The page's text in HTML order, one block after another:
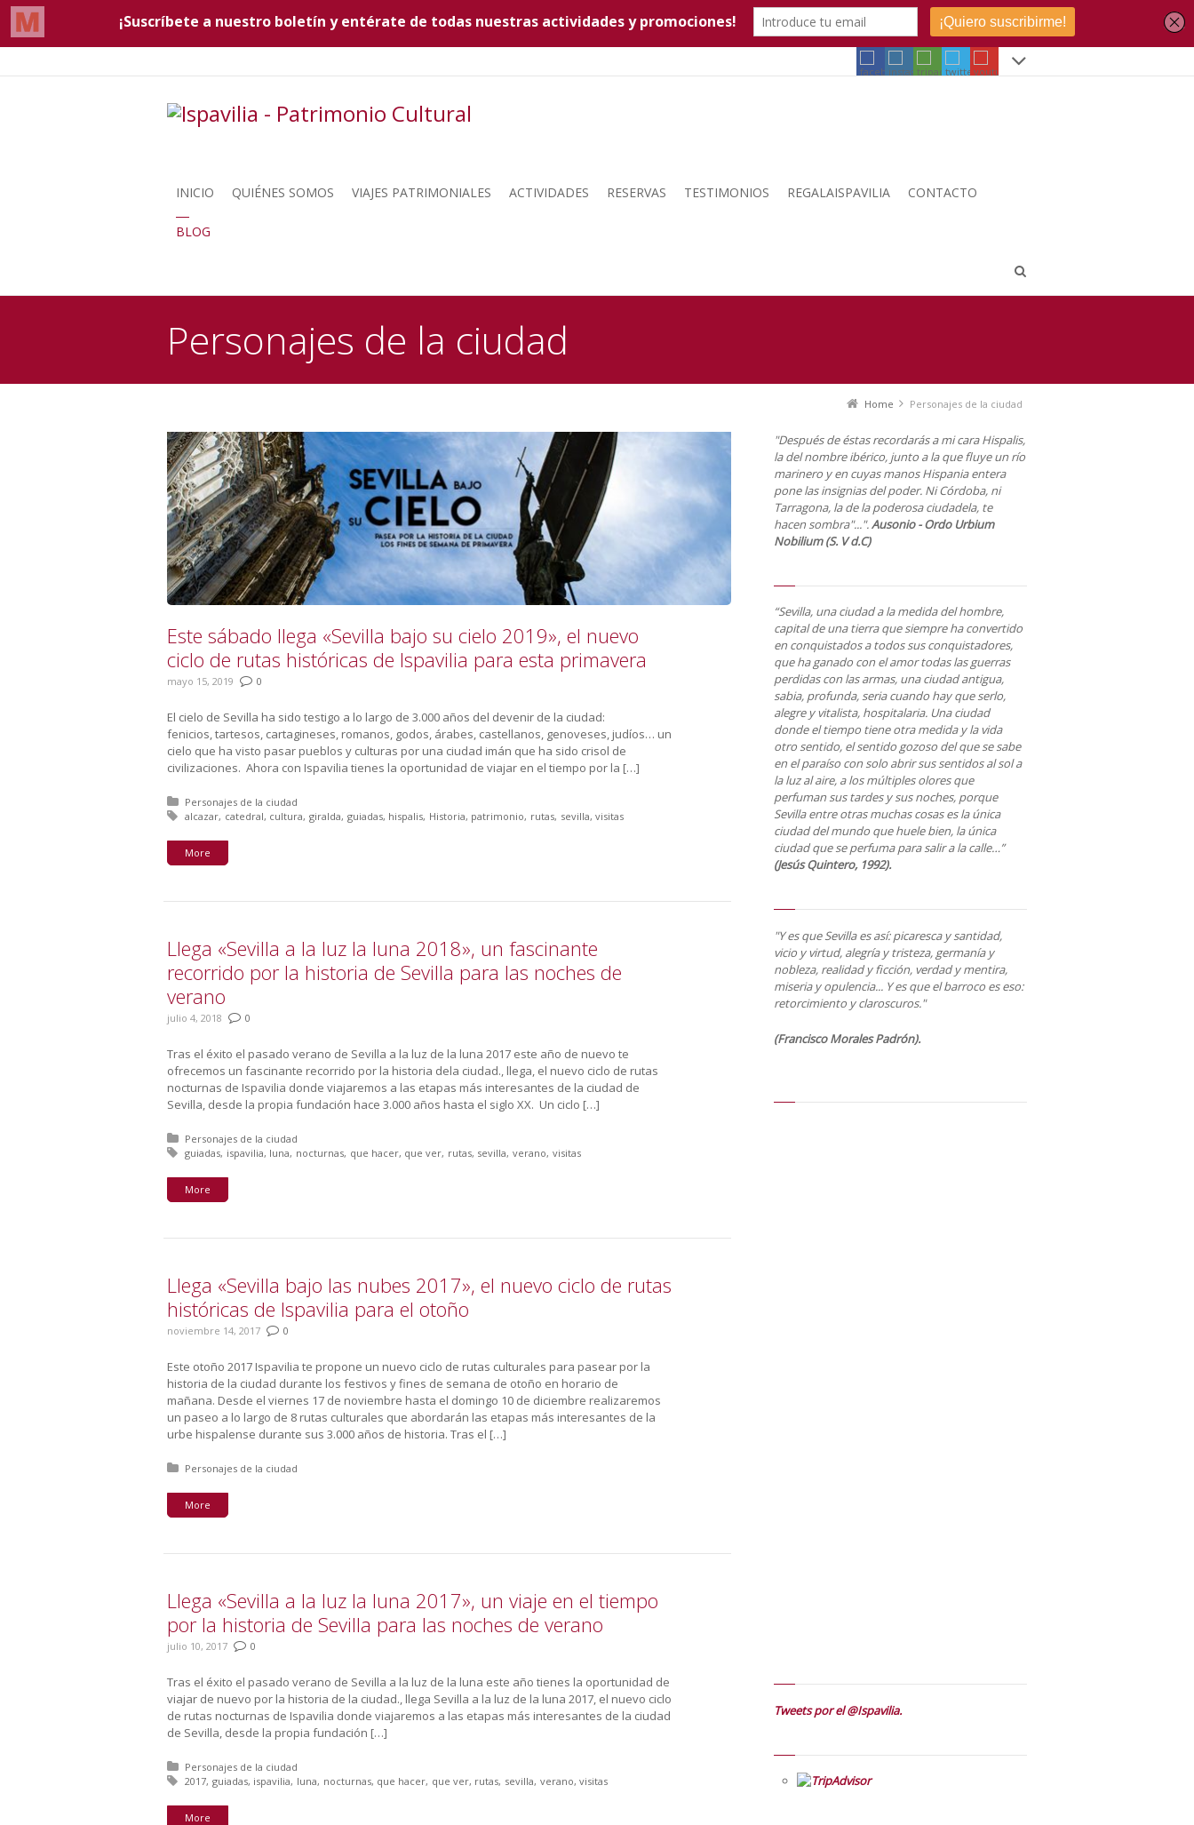
INICIO QUIÉNES SOMOS VIAJES PATRIMONIALES ACTIVIDADES RESERVAS TESTIMONIOS REGALAISPAVILIA CONTACTO
BLOG
Personajes de la ciudad
Home Personajes de la ciudad
Este sábado llega «Sevilla bajo su cielo 2019», el nuevo
ciclo de rutas históricas de Ispavilia para esta primavera
mayo 15, 2019 0
El cielo de Sevilla ha sido testigo a lo largo de 3.000 años del devenir de la ciudad:
fenicios, tartesos, cartagineses, romanos, godos, árabes, castellanos, genoveses, judíos… un
cielo que ha visto pasar pueblos y culturas por una ciudad imán que ha sido crisol de
civilizaciones. Ahora con Ispavilia tienes la oportunidad de viajar en el tiempo por la […]
Posted in:
Personajes de la ciudad
Tagged with:
alcazar catedral cultura giralda guiadas hispalis Historia patrimonio rutas sevilla visitas
More
Llega «Sevilla a la luz la luna 2018», un fascinante
recorrido por la historia de Sevilla para las noches de
verano
julio 4, 2018 0
Tras el éxito el pasado verano de Sevilla a la luz de la luna 2017 este año de nuevo te
ofrecemos un fascinante recorrido por la historia dela ciudad., llega, el nuevo ciclo de rutas
nocturnas de Ispavilia donde viajaremos a las etapas más interesantes de la ciudad de
Sevilla, desde la propia fundación hace 3.000 años hasta el siglo XX. Un ciclo […]
Posted in:
Personajes de la ciudad
Tagged with:
guiadas ispavilia luna nocturnas que hacer que ver rutas sevilla verano visitas
More
Llega «Sevilla bajo las nubes 2017», el nuevo ciclo de rutas
históricas de Ispavilia para el otoño
noviembre 14, 2017 0
Este otoño 2017 Ispavilia te propone un nuevo ciclo de rutas culturales para pasear por la
historia de la ciudad durante los festivos y fines de semana de otoño en horario de
mañana. Desde el viernes 17 de noviembre hasta el domingo 10 de diciembre realizaremos
un paseo a lo largo de 8 rutas culturales que abordarán las etapas más interesantes de la
urbe hispalense durante sus 3.000 años de historia. Tras el […]
Posted in:
Personajes de la ciudad
More
Llega «Sevilla a la luz la luna 2017», un viaje en el tiempo
por la historia de Sevilla para las noches de verano
julio 10, 2017 0
Tras el éxito el pasado verano de Sevilla a la luz de la luna este año tienes la oportunidad de
viajar de nuevo por la historia de la ciudad., llega Sevilla a la luz de la luna 2017, el nuevo ciclo
de rutas nocturnas de Ispavilia donde viajaremos a las etapas más interesantes de la ciudad
de Sevilla, desde la propia fundación […]
Posted in:
Personajes de la ciudad
Tagged with:
2017 guiadas ispavilia luna nocturnas que hacer que ver rutas sevilla verano visitas
More
"Después de éstas recordarás a mi cara Hispalis,
la del nombre ibérico, junto a la que fluye un río
marinero y en cuyas manos Hispania entera
pone las insignias del poder. Ni Córdoba, ni
Tarragona, la de la poderosa ciudadela, te
hacen sombra"...".Ausonio - Ordo Urbium
Nobilium (S. V d.C)
“Sevilla, una ciudad a la medida del hombre,
capital de una tierra que siempre ha convertido
en conquistados a todos sus conquistadores,
que ha ganado con el amor todas las guerras
perdidas con las armas, una ciudad antigua,
sabia, profunda, seria cuando hay que serlo,
alegre y vitalista, hospitalaria. Una ciudad
donde el tiempo tiene otra medida y la vida
otro sentido, el sentido gozoso del que se sabe
en el paraíso con solo abrir sus sentidos al sol a
la luz al aire, a los múltiples olores que
perfuman sus tardes y sus noches, porque
Sevilla entre otras muchas cosas es la única
ciudad del mundo que huele bien, la única
ciudad que se perfuma para salir a la calle…”
(Jesús Quintero, 1992).
"Y es que Sevilla es así: picaresca y santidad,
vicio y virtud, alegría y tristeza, germanía y
nobleza, realidad y ficción, verdad y mentira,
miseria y opulencia... Y es que el barroco es eso:
retorcimiento y claroscuros."
(Francisco Morales Padrón).
Tweets por el @Ispavilia.